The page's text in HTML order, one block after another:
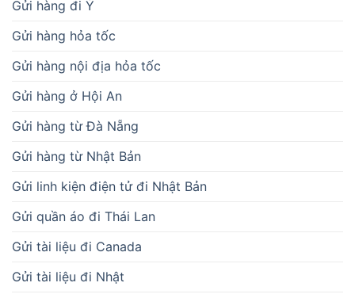
Gửi hàng đi Ý
Gửi hàng hỏa tốc
Gửi hàng nội địa hỏa tốc
Gửi hàng ở Hội An
Gửi hàng từ Đà Nẵng
Gửi hàng từ Nhật Bản
Gửi linh kiện điện tử đi Nhật Bản
Gửi quần áo đi Thái Lan
Gửi tài liệu đi Canada
Gửi tài liệu đi Nhật